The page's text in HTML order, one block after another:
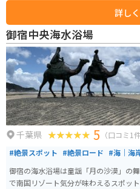
詳し
御宿中央海水浴場
千葉県 5 （口コミ1件
#絶景スポット #絶景ロード #海｜海
御宿の海水浴場は童謡「月の沙漠」の
で南国リゾート気分が味わえるスポッ